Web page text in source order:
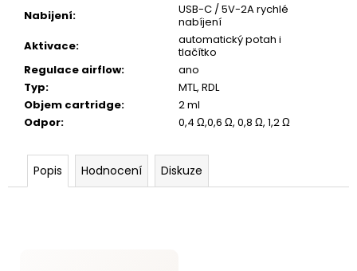
Nabijení:
USB-C / 5V-2A rychlé
nabíjení
Aktivace:
automatický potah i
tlačítko
Regulace airflow:
ano
Typ:
MTL, RDL
Objem cartridge:
2 ml
Odpor: 0,4 Ω,0,6 Ω, 0,8 Ω, 1,2 Ω
Popis Hodnocení Diskuze